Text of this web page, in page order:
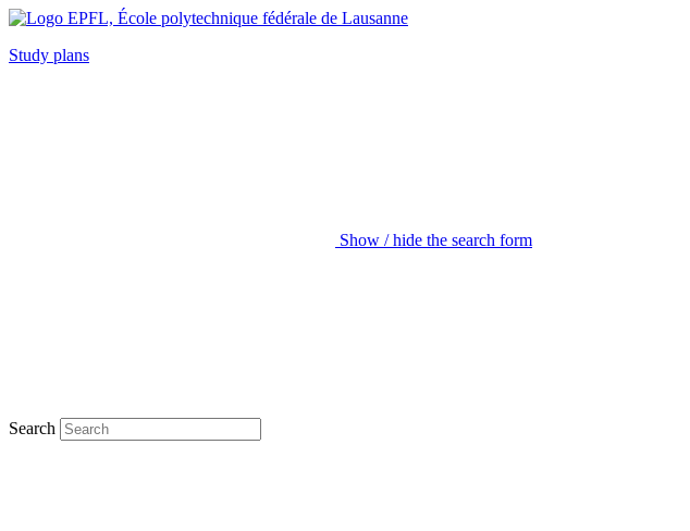
Study plans
Show / hide the search form
Search